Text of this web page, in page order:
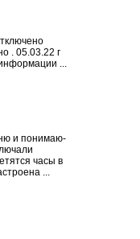
. 05.03.22 г
...
и понимаю-
часы в
...